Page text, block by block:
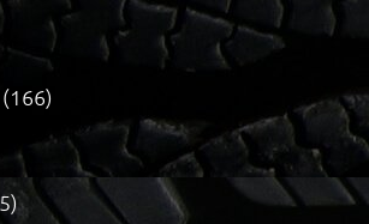
(166)